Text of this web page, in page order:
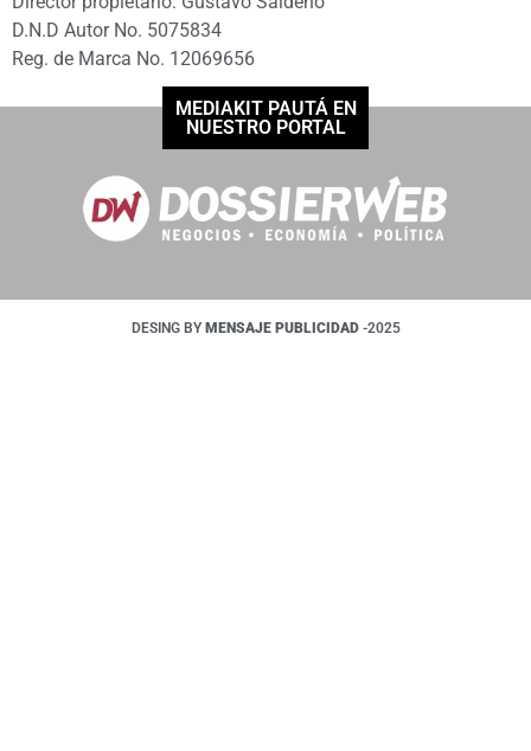
D.N.D Autor No. 5075834
Reg. de Marca No. 12069656
MEDIAKIT PAUTÁ EN
NUESTRO PORTAL
DESING BY MENSAJE PUBLICIDAD -2025